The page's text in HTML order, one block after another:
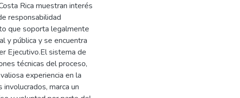
Rica muestran interés
responsabilidad
que soporta legalmente
y pública y se encuentra
Ejecutivo.El sistema de
técnicas del proceso,
experiencia en la
marca un